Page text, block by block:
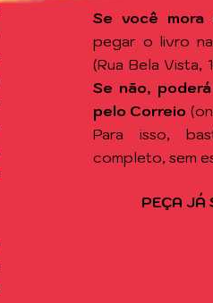
Se você mora
pegar o livro na
(Rua Bela Vista,
Se não,
pelo Correio
Para isso,
completo, sem
PEÇA JÁ